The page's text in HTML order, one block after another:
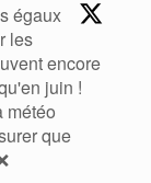
égaux
les
encore
juin !
météo
que